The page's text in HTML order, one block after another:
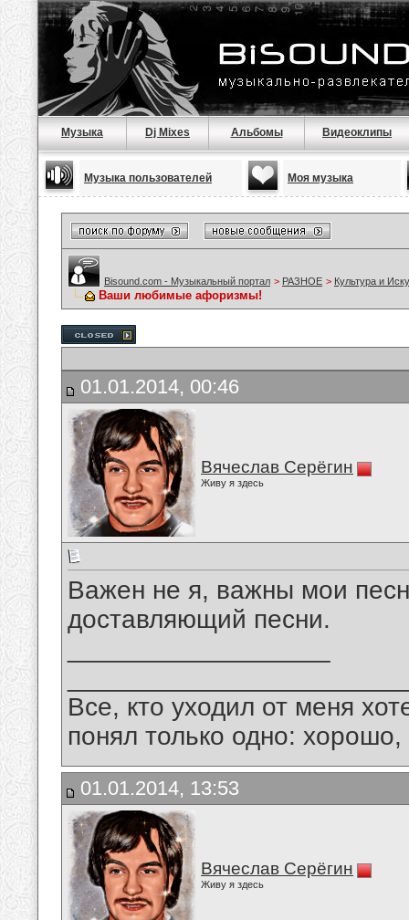
Музыка Dj Mixes Альбомы Видеоклипы
Музыка пользователей Моя музыка
Bisound.com - Музыкальный портал > РАЗНОЕ > Культура и
Ваши любимые афоризмы!
01.01.2014, 00:46
Вячеслав Серёгин
Живу я здесь
Важен не я, важны мои
доставляющий песни.
Все, кто уходил от меня
понял только одно:
01.01.2014, 13:53
Вячеслав Серёгин
Живу я здесь